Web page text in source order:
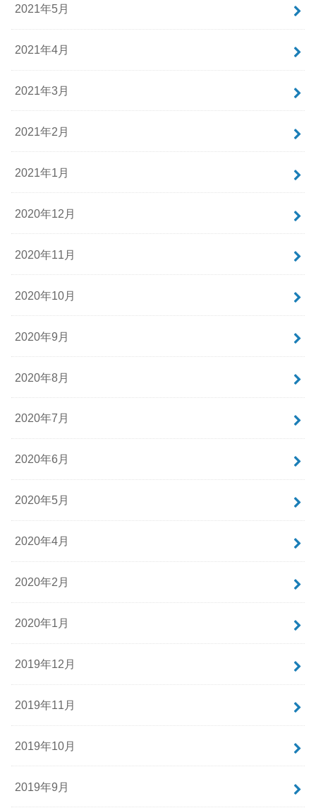
2021年5月
2021年4月
2021年3月
2021年2月
2021年1月
2020年12月
2020年11月
2020年10月
2020年9月
2020年8月
2020年7月
2020年6月
2020年5月
2020年4月
2020年2月
2020年1月
2019年12月
2019年11月
2019年10月
2019年9月